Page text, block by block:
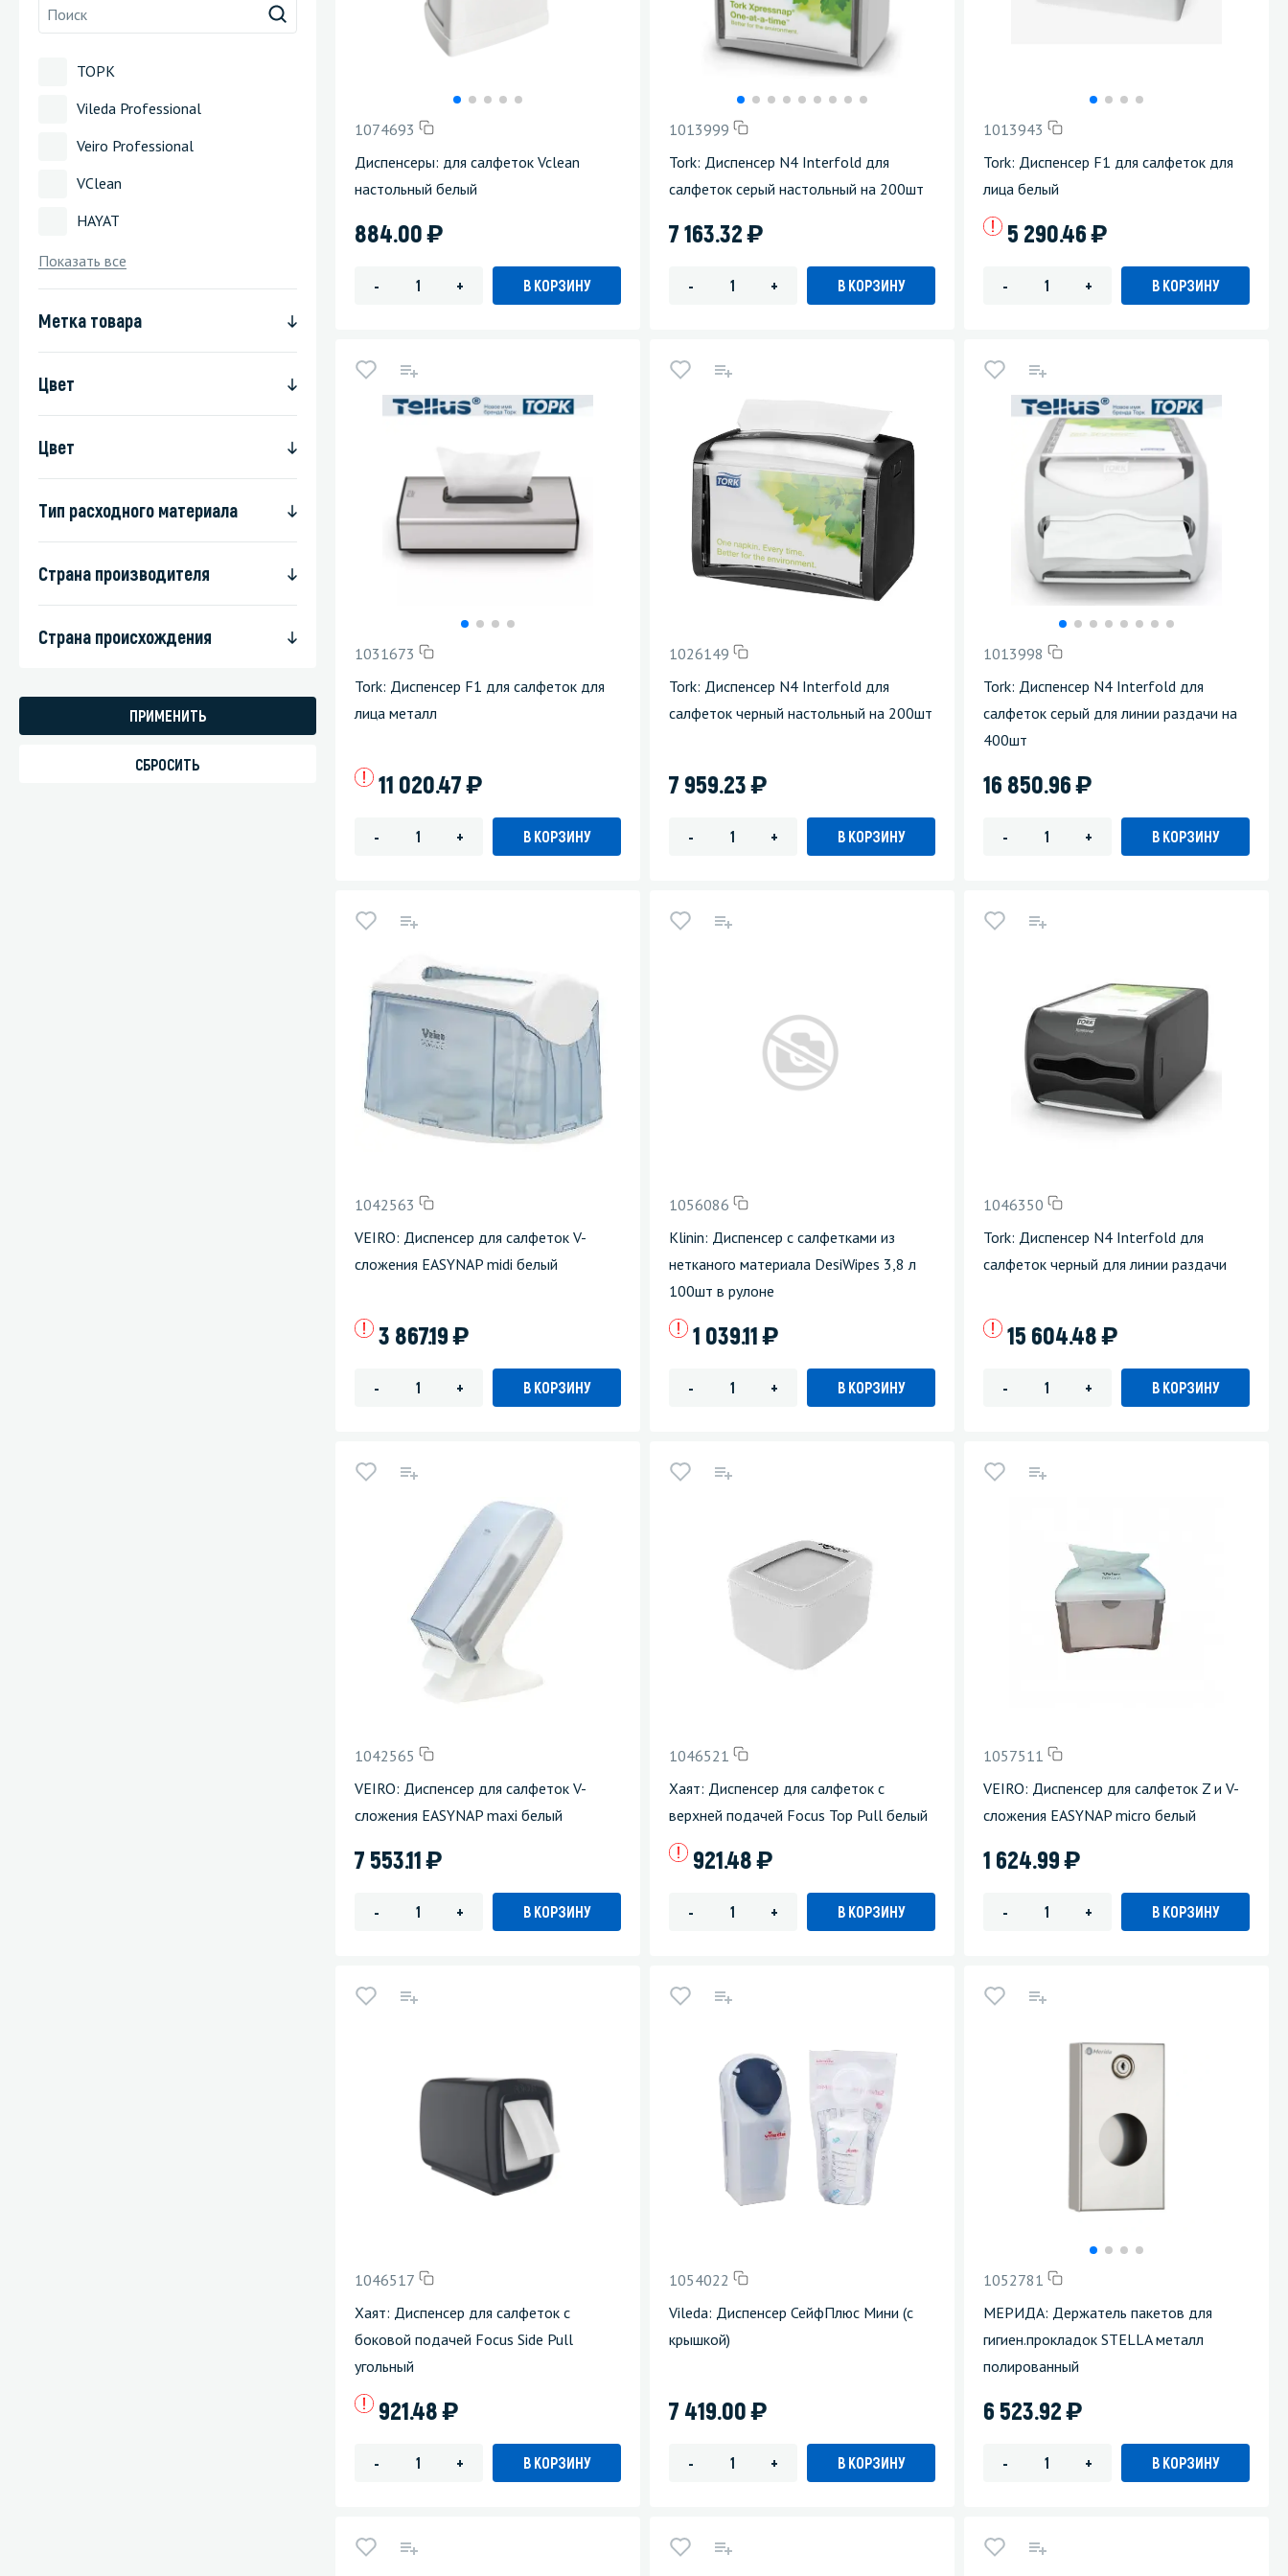
Стекла и зеркала Мебель и оргтехника
ТОРК
Vileda Professional
Veiro Professional
VClean
HAYAT
Показать все
Метка товара
Цвет
Цвет
Тип расходного материала
Страна производителя
Страна происхождения
1074693
Диспенсеры: для салфеток Vclean
настольный белый
884.00)
- + В КОРЗИНУ
1013999
Tork: Диспенсер N4 Interfold для
салфеток серый настольный на 200шт
7 163.32)
- + В КОРЗИНУ
1013943
Tork: Диспенсер F1 для салфеток для
лица белый
5 290.46)
- + В КОРЗИНУ
1031673
Tork: Диспенсер F1 для салфеток для
лица металл
11 020.47)
- + В КОРЗИНУ
1026149
Tork: Диспенсер N4 Interfold для
салфеток черный настольный на 200шт
7 959.23)
- + В КОРЗИНУ
1013998
Tork: Диспенсер N4 Interfold для
салфеток серый для линии раздачи на
400шт
16 850.96)
- + В КОРЗИНУ
1042563
VEIRO: Диспенсер для салфеток V-
сложения EASYNAP midi белый
3 867.19)
- + В КОРЗИНУ
1056086
Klinin: Диспенсер с салфетками из
нетканого материала DesiWipes 3,8 л
100шт в рулоне
1 039.11)
- + В КОРЗИНУ
1046350
Tork: Диспенсер N4 Interfold для
салфеток черный для линии раздачи
15 604.48)
- + В КОРЗИНУ
1042565
VEIRO: Диспенсер для салфеток V-
сложения EASYNAP maxi белый
7 553.11)
- + В КОРЗИНУ
1046521
Хаят: Диспенсер для салфеток с
верхней подачей Focus Top Pull белый
921.48)
- + В КОРЗИНУ
1057511
VEIRO: Диспенсер для салфеток Z и V-
сложения EASYNAP micro белый
1 624.99)
- + В КОРЗИНУ
1046517
Хаят: Диспенсер для салфеток с
боковой подачей Focus Side Pull
угольный
921.48)
- + В КОРЗИНУ
1054022
Vileda: Диспенсер СейфПлюс Мини (с
крышкой)
7 419.00)
- + В КОРЗИНУ
1052781
МЕРИДА: Держатель пакетов для
гигиен.прокладок STELLA металл
полированный
6 523.92)
- + В КОРЗИНУ